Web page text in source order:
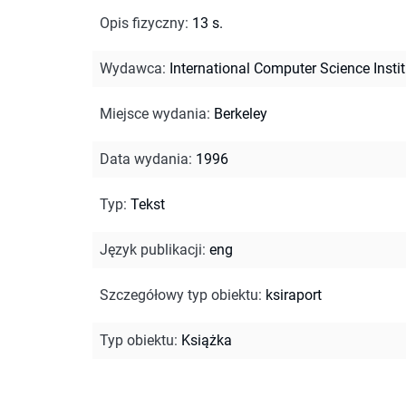
Opis fizyczny: 13 s.
Wydawca: International Computer Science
Miejsce wydania: Berkeley
Data wydania: 1996
Typ: Tekst
Język publikacji: eng
Szczegółowy typ obiektu: ksiraport
Typ obiektu: Książka